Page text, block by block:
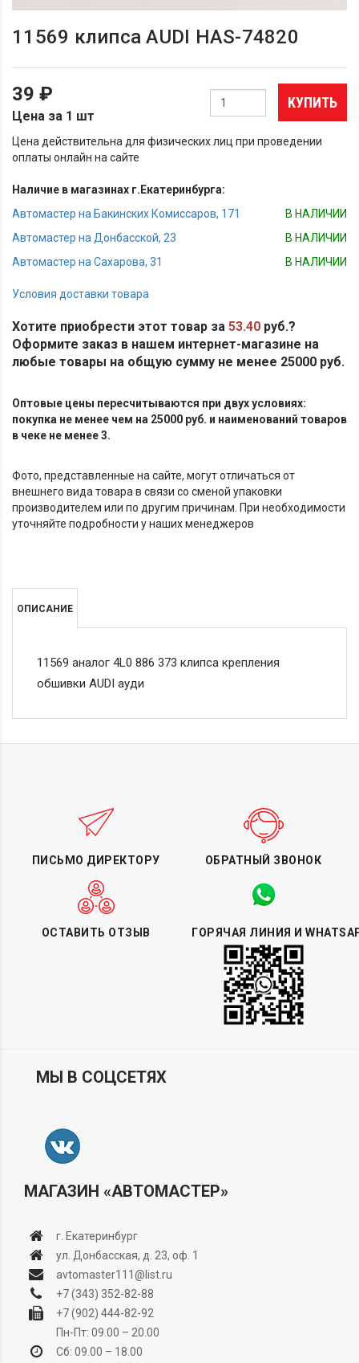
11569 клипса AUDI HAS-74820
39 ₽
Цена за 1 шт
КУПИТЬ
Цена действительна для физических лиц при проведении
оплаты онлайн на сайте
Наличие в магазинах г.Екатеринбурга:
Автомастер на Бакинских Комиссаров, 171
В НАЛИЧИИ
Автомастер на Донбасской, 23
В НАЛИЧИИ
Автомастер на Сахарова, 31
В НАЛИЧИИ
Условия доставки товара
Хотите приобрести этот товар за 53.40 руб.?
Оформите заказ в нашем интернет-магазине на
любые товары на общую сумму не менее 25000 руб.
Оптовые цены пересчитываются при двух условиях:
покупка не менее чем на 25000 руб. и наименований товаров
в чеке не менее 3.
Фото, представленные на сайте, могут отличаться от
внешнего вида товара в связи со сменой упаковки
производителем или по другим причинам. При необходимости
уточняйте подробности у наших менеджеров
ОПИСАНИЕ
11569 аналог 4L0 886 373 клипса крепления
обшивки AUDI ауди
ПИСЬМО ДИРЕКТОРУ ОБРАТНЫЙ ЗВОНОК
ОСТАВИТЬ ОТЗЫВ ГОРЯЧАЯ ЛИНИЯ И
МЫ В СОЦСЕТЯХ
МАГАЗИН «АВТОМАСТЕР»
г. Екатеринбург
ул. Донбасская, д. 23, оф. 1
avtomaster111@list.ru
+7 (343) 352-82-88
+7 (902) 444-82-92
Пн-Пт: 09.00 – 20.00
Сб: 09.00 – 18.00